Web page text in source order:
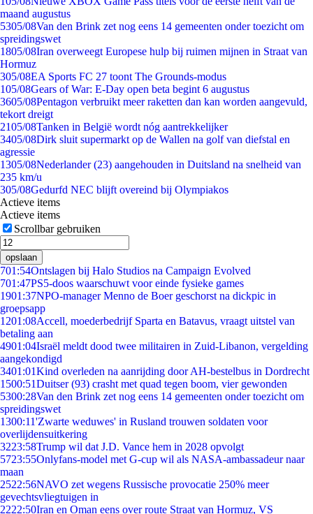
maand augustus
5305/08Van den Brink zet nog eens 14 gemeenten onder toezicht om
spreidingswet
1805/08Iran overweegt Europese hulp bij ruimen mijnen in Straat van
Hormuz
305/08EA Sports FC 27 toont The Grounds-modus
105/08Gears of War: E-Day open beta begint 6 augustus
3605/08Pentagon verbruikt meer raketten dan kan worden aangevuld,
tekort dreigt
2105/08Tanken in België wordt nóg aantrekkelijker
3405/08Dirk sluit supermarkt op de Wallen na golf van diefstal en
agressie
1305/08Nederlander (23) aangehouden in Duitsland na snelheid van
235 km/u
305/08Gedurfd NEC blijft overeind bij Olympiakos
Actieve items
Actieve items
Scrollbar gebruiken
opslaan
701:54Ontslagen bij Halo Studios na Campaign Evolved
701:47PS5-doos waarschuwt voor einde fysieke games
1901:37NPO-manager Menno de Boer geschorst na dickpic in
groepsapp
1201:08Accell, moederbedrijf Sparta en Batavus, vraagt uitstel van
betaling aan
4901:04Israël meldt dood twee militairen in Zuid-Libanon, vergelding
aangekondigd
3401:01Kind overleden na aanrijding door AH-bestelbus in Dordrecht
1500:51Duitser (93) crasht met quad tegen boom, vier gewonden
5300:28Van den Brink zet nog eens 14 gemeenten onder toezicht om
spreidingswet
1300:11'Zwarte weduwes' in Rusland trouwen soldaten voor
overlijdensuitkering
3223:58Trump wil dat J.D. Vance hem in 2028 opvolgt
5723:55Onlyfans-model met G-cup wil als NASA-ambassadeur naar
maan
2522:56NAVO zet wegens Russische provocatie 250% meer
gevechtsvliegtuigen in
2222:50Iran en Oman eens over route Straat van Hormuz, VS